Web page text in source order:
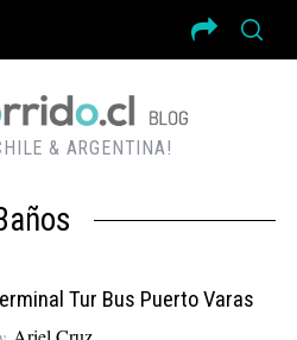
& ARGENTINA!
Tur Bus Puerto Varas